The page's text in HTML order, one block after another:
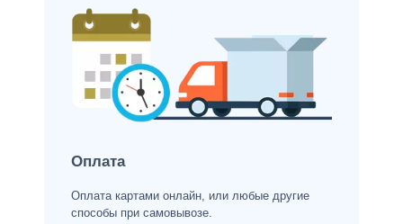
Оплата
Оплата картами онлайн, или любые другие
способы при самовывозе.